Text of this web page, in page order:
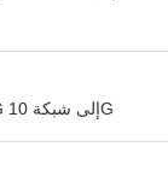
سمعة عالية MPO اندلاع الكابلات الموردين الصين 40G إلى شبكة 10G